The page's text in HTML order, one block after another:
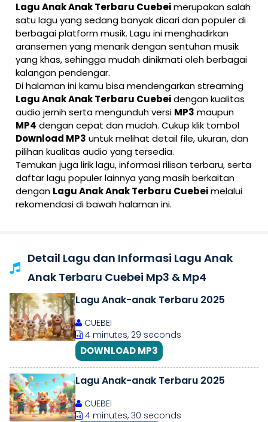
Lagu Anak Anak Terbaru Cuebeimerupakan salah
satu lagu yang sedang banyak dicari dan populer di
berbagai platform musik. Lagu ini menghadirkan
aransemen yang menarik dengan sentuhan musik
yang khas, sehingga mudah dinikmati oleh berbagai
kalangan pendengar.
Di halaman ini kamu bisa mendengarkan streaming
Lagu Anak Anak Terbaru Cuebeidengan kualitas
audio jernih serta mengunduh versi MP3 maupun
MP4 dengan cepat dan mudah. Cukup klik tombol
Download MP3 untuk melihat detail file, ukuran, dan
pilihan kualitas audio yang tersedia.
Temukan juga lirik lagu, informasi rilisan terbaru, serta
daftar lagu populer lainnya yang masih berkaitan
dengan Lagu Anak Anak Terbaru Cuebeimelalui
rekomendasi di bawah halaman ini.
Detail Lagu dan Informasi Lagu Anak
Anak Terbaru Cuebei Mp3 & Mp4
Lagu Anak-anak Terbaru 2025
CUEBEI
4 minutes, 29 seconds
DOWNLOAD MP3
Lagu Anak-anak Terbaru 2025
CUEBEI
4 minutes, 30 seconds